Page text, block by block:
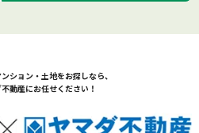
ション・土地をお探しなら、
動産にお任せください！